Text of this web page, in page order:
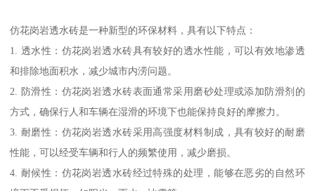
仿花岗岩透水砖是一种新型的环保材料，具有以下特点：
1. 透水性：仿花岗岩透水砖具有较好的透水性能，可以有效地渗透
和排除地面积水，减少城市内涝问题。
2. 防滑性：仿花岗岩透水砖表面通常采用磨砂处理或添加防滑剂的
方式，确保行人和车辆在湿滑的环境下也能保持良好的摩擦力。
3. 耐磨性：仿花岗岩透水砖采用高强度材料制成，具有较好的耐磨
性能，可以经受车辆和行人的频繁使用，减少磨损。
4. 耐候性：仿花岗岩透水砖经过特殊的处理，能够在恶劣的自然环